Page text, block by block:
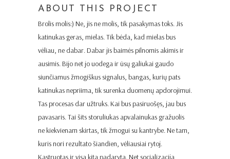
ABOUT THIS PROJECT
Brolis molis:) Ne, jis ne molis, tik pasakymas toks. Jis
katinukas geras, mielas. Tik bėda, kad mielas bus
vėliau, ne dabar. Dabar jis baimės pilnomis akimis ir
ausimis. Bijo net jo uodega ir ūsų galiukai gaudo
siunčiamus žmogiškus signalus, bangas, kurių pats
katinukas nepriima, tik surenka duomenų apdorojimui.
Tas procesas dar užtruks. Kai bus pasiruošęs, jau bus
pavasaris. Tai šits storuliukas apvalainukas gražuolis
ne kiekvienam skirtas, tik žmogui su kantrybe. Ne tam,
kuris nori rezultato šiandien, vėliausiai rytoj.
Kastruotas ir visa kita padaryta. Net socializacija